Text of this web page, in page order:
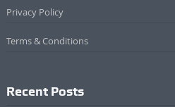
Privacy Policy
Terms & Conditions
Recent Posts